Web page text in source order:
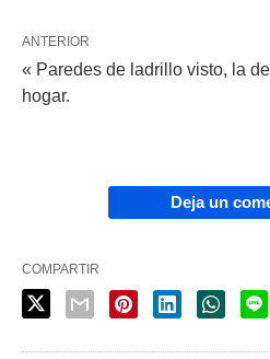
ANTERIOR
« Paredes de ladrillo visto, la
hogar.
Deja un
COMPARTIR